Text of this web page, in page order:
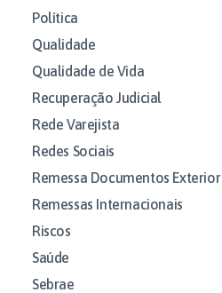
Política
Qualidade
Qualidade de Vida
Recuperação Judicial
Rede Varejista
Redes Sociais
Remessa Documentos Exterior
Remessas Internacionais
Riscos
Saúde
Sebrae